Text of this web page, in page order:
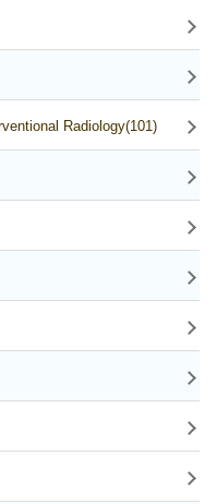
Radiology(101)